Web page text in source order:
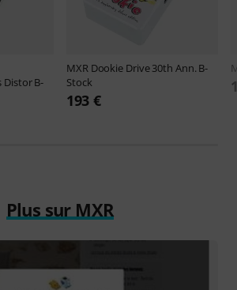
Distor B-
MXR Dookie Drive 30th Ann. B-
Stock
193 €
Plus sur MXR